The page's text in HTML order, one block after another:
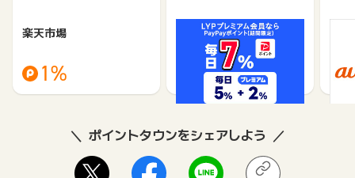
楽天市場
1%
Yahoo!ショッピング
1%
ポイントタウンをシェアしよう